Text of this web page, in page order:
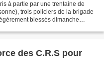
à partie par une trentaine de
trois policiers de la brigade
blessés dimanche
des C.R.S pour